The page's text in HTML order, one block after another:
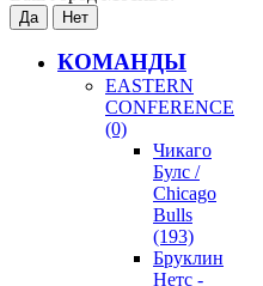
КОМАНДЫ
EASTERN
CONFERENCE
(0)
Чикаго
Булс /
Chicago
Bulls
(193)
Бруклин
Нетс -